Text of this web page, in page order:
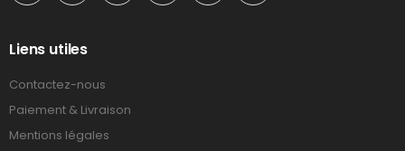
Liens utiles
Contactez-nous
Paiement & Livraison
Mentions légales